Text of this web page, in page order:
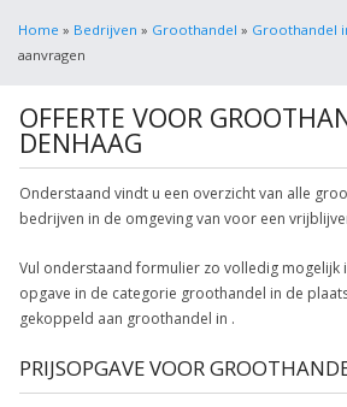
Home » Bedrijven » Groothandel » Groothandel
aanvragen
OFFERTE VOOR
DENHAAG
Onderstaand vindt u een overzicht van alle
bedrijven in de omgeving van voor een
Vul onderstaand formulier zo volledig mogelijk
opgave in de categorie groothandel in de
gekoppeld aan groothandel in .
PRIJSOPGAVE VOOR